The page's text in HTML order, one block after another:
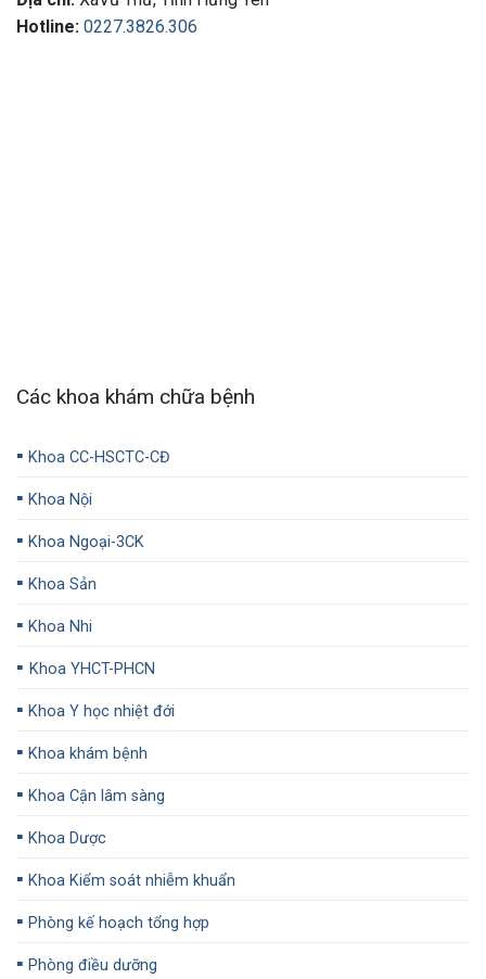
Hotline: 0227.3826.306
Các khoa khám chữa bệnh
▪️ Khoa CC-HSCTC-CĐ
▪️ Khoa Nội
▪️ Khoa Ngoại-3CK
▪️ Khoa Sản
▪️ Khoa Nhi
▪️ Khoa YHCT-PHCN
▪️ Khoa Y học nhiệt đới
▪️ Khoa khám bệnh
▪️ Khoa Cận lâm sàng
▪️ Khoa Dược
▪️ Khoa Kiểm soát nhiễm khuẩn
▪️ Phòng kế hoạch tổng hợp
▪️ Phòng điều dưỡng